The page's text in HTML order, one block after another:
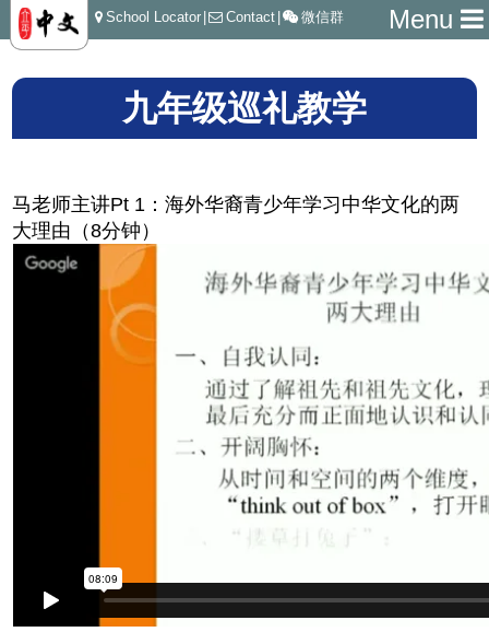
Menu
School Locator Contact 微信群
九年级巡礼教学
马老师主讲Pt 1：海外华裔青少年学习中华文化的两
大理由（8分钟）